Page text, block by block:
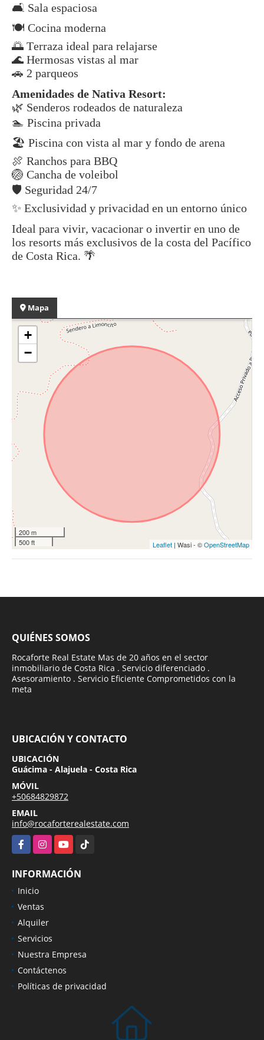
🛋️ Sala espaciosa
🍽️ Cocina moderna
🌅 Terraza ideal para relajarse
🌊 Hermosas vistas al mar
🚗 2 parqueos
Amenidades de Nativa Resort:
🌿 Senderos rodeados de naturaleza
🏊 Piscina privada
🏖️ Piscina con vista al mar y fondo de arena
🍖 Ranchos para BBQ
🏐 Cancha de voleibol
🛡️ Seguridad 24/7
✨ Exclusividad y privacidad en un entorno único
Ideal para vivir, vacacionar o invertir en uno de
los resorts más exclusivos de la costa del Pacífico
de Costa Rica. 🌴
Mapa
+
−
200 m
500 ft
Leaflet | Wasi - ©OpenStreetMap
QUIÉNES SOMOS
Rocaforte Real Estate Mas de 20 años en el sector
inmobiliario de Costa Rica . Servicio diferenciado .
Asesoramiento . Servicio Eficiente Comprometidos con la
meta
UBICACIÓN Y CONTACTO
UBICACIÓN
Guácima - Alajuela - Costa Rica
MÓVIL
+50684829872
EMAIL
info@rocaforterealestate.com
FacebookInstagramYouTubeTikTok
INFORMACIÓN
Inicio
Ventas
Alquiler
Servicios
Nuestra Empresa
Contáctenos
Políticas de privacidad